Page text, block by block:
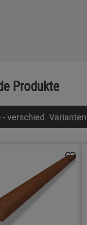
Produkte
- verschied. Varianten